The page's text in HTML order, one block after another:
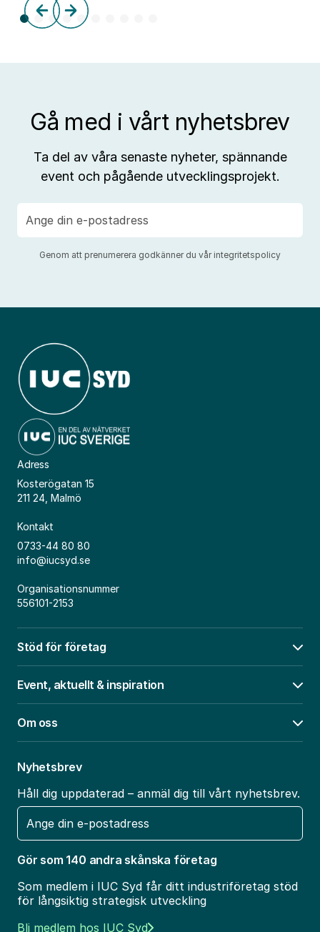
Gå med i vårt nyhetsbrev
Ta del av våra senaste nyheter, spännande
event och pågående utvecklingsprojekt.
post
Genom att prenumerera godkänner du vår integritetspolicy
Adress
Kosterögatan 15
211 24, Malmö
Kontakt
0733-44 80 80
info@iucsyd.se
Organisationsnummer
556101-2153
Stöd för företag
Event, aktuellt & inspiration
Om oss
Nyhetsbrev
Håll dig uppdaterad – anmäl dig till vårt nyhetsbrev.
E-
post
Gör som 140 andra skånska företag
Som medlem i IUC Syd får ditt industriföretag stöd
för långsiktig strategisk utveckling
Bli medlem hos IUC Syd